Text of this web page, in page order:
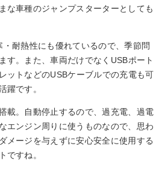
な車種のジャンプスターターとしても
耐熱性にも優れているので、季節問
す。また、車両だけでなくUSBポート
ットなどのUSBケーブルでの充電も可
躍です。
載。自動停止するので、過充電、過電
エンジン周りに使うものなので、思わ
メージを与えずに安心安全に使用する
ですね。